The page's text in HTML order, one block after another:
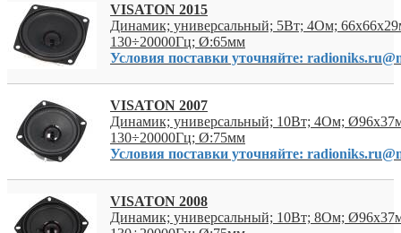
VISATON 2015
Динамик; универсальный; 5Вт; 4Ом;
130÷20000Гц; Ø:65мм
Условия поставки уточняйте:
VISATON 2007
Динамик; универсальный; 10Вт; 4Ом;
130÷20000Гц; Ø:75мм
Условия поставки уточняйте:
VISATON 2008
Динамик; универсальный; 10Вт; 8Ом;